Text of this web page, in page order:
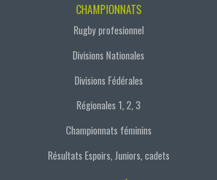
CHAMPIONNATS
Rugby profesionnel
Divisions Nationales
Divisions Fédérales
Régionales 1, 2, 3
Championnats féminins
Résultats Espoirs, Juniors, cadets